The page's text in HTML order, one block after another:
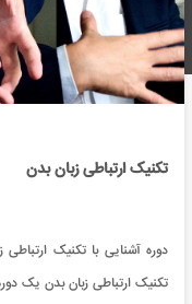
تکنیک ارتباطی زبان بدن
تکنیک ارتباطی زبان بدن یک